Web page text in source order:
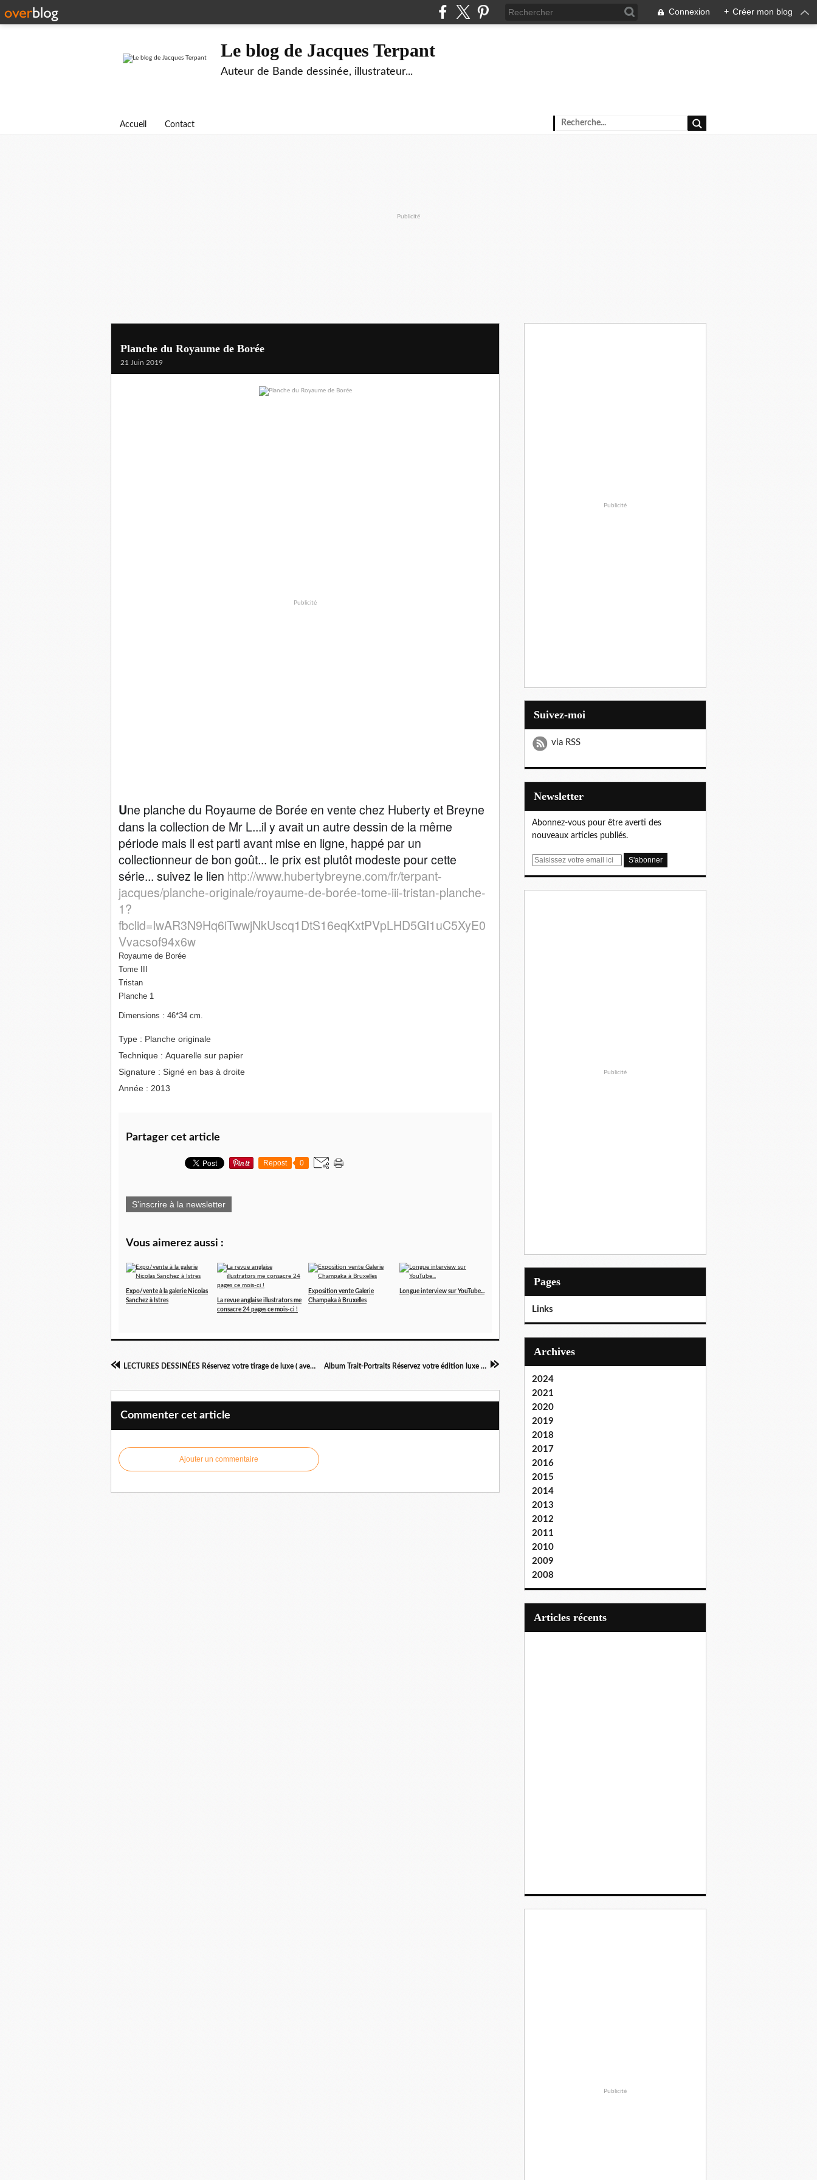
Connexion + Créer mon blog
Le blog de Jacques Terpant
Auteur de Bande dessinée, illustrateur...
Accueil Contact
Publicité
Planche du Royaume de Borée
21 Juin 2019
Publicité
Une planche du Royaume de Borée en vente chez Huberty et Breyne
dans la collection de Mr L...il y avait un autre dessin de la même
période mais il est parti avant mise en ligne, happé par un
collectionneur de bon goût... le prix est plutôt modeste pour cette
série... suivez le lien http://www.hubertybreyne.com/fr/terpant-
jacques/planche-originale/royaume-de-borée-tome-iii-tristan-planche-
1?
fbclid=IwAR3N9Hq6iTwwjNkUscq1DtS16eqKxtPVpLHD5GI1uC5XyE0
Vvacsof94x6w
Royaume de Borée
Tome III
Tristan
Planche 1
Dimensions : 46*34 cm.
Type : Planche originale
Technique : Aquarelle sur papier
Signature : Signé en bas à droite
Année : 2013
Partager cet article
Repost 0
S'inscrire à la newsletter
Vous aimerez aussi :
Expo/vente à la galerie Nicolas
Sanchez à Istres
La revue anglaise illustrators me
consacre 24 pages ce mois-ci !
Exposition vente Galerie
Champaka à Bruxelles
Longue interview sur YouTube...
LECTURES DESSINÉES Réservez votre tirage de luxe ( avec dessin original publié ) Album Trait-Portraits Réservez votre édition luxe (avec dessin original)
Commenter cet article
Ajouter un commentaire
Publicité
Suivez-moi
via RSS
Newsletter
Abonnez-vous pour être averti des
nouveaux articles publiés.
E
Publicité
Pages
Links
Archives
2024
2021
2020
2019
2018
2017
2016
2015
2014
2013
2012
2011
2010
2009
2008
articles récents
Publicité